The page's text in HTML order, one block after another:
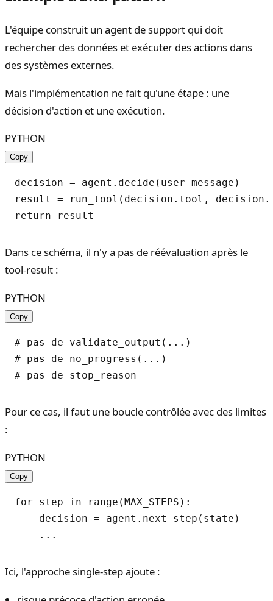
L'équipe construit un agent de support qui doit
rechercher des données et exécuter des actions dans
des systèmes externes.
Mais l'implémentation ne fait qu'une étape : une
décision d'action et une exécution.
PYTHON
Copy
decision = agent.decide(user_message)
result = run_tool(decision.tool,
Dans ce schéma, il n'y a pas de réévaluation après le
tool-result :
PYTHON
Copy
# pas de validate_output(...)
# pas de no_progress(...)
Pour ce cas, il faut une boucle contrôlée avec des limites
:
PYTHON
Copy
for step in range(MAX_STEPS):
    decision = agent.next_step(state)
Ici, l'approche single-step ajoute :